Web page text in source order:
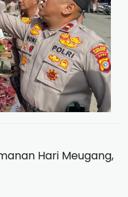
Hari Meugang,